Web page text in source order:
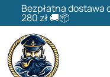
Bezpłatna dostawa
280 zł 🚚📦